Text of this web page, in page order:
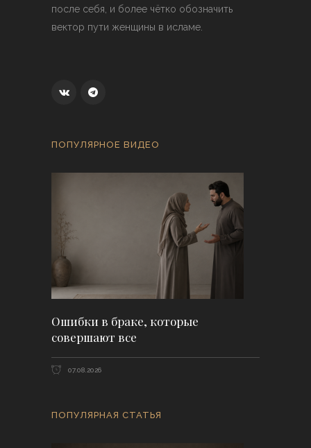
после себя, и более чётко обозначить
вектор пути женщины в исламе.
ПОПУЛЯРНОЕ ВИДЕО
Ошибки в браке, которые
совершают все
07.08.2026
ПОПУЛЯРНАЯ СТАТЬЯ